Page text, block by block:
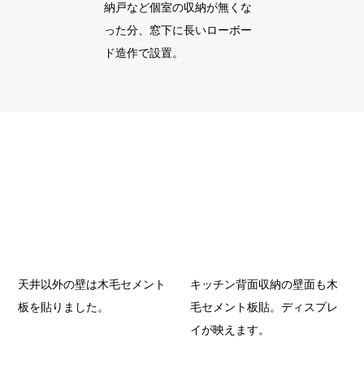
納戸など個室の収納が無くな
った分、窓下に長いローボー
ド造作で設置。
天井以外の壁は木毛セメント
板を貼りました。
キッチン背面収納の壁面も木
毛セメント板貼。ディスプレ
イが映えます。